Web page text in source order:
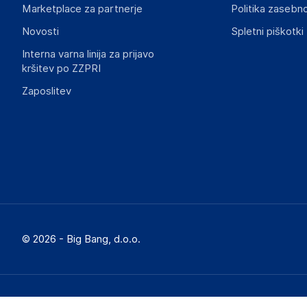
Marketplace za partnerje
Novosti
Interna varna linija za prijavo
kršitev po ZZPRI
Zaposlitev
Politika
Spletni piškotki
© 2026 - Big Bang, d.o.o.